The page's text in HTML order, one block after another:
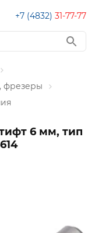
+7 (4832) 31-77-77
фрезеры
6 мм, тип